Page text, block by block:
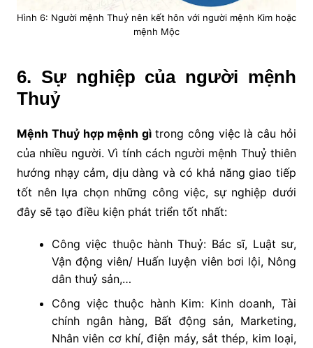
Hình 6: Người mệnh Thuỷ nên kết hôn với người mệnh Kim hoặc
mệnh Mộc
6. Sự nghiệp của người mệnh
Thuỷ
Mệnh Thuỷ hợp mệnh gì trong công việc là câu hỏi
của nhiều người. Vì tính cách người mệnh Thuỷ thiên
hướng nhạy cảm, dịu dàng và có khả năng giao tiếp
tốt nên lựa chọn những công việc, sự nghiệp dưới
đây sẽ tạo điều kiện phát triển tốt nhất:
Công việc thuộc hành Thuỷ: Bác sĩ, Luật sư,
Vận động viên/ Huấn luyện viên bơi lội, Nông
dân thuỷ sản,…
Công việc thuộc hành Kim: Kinh doanh, Tài
chính ngân hàng, Bất động sản, Marketing,
Nhân viên cơ khí, điện máy, sắt thép, kim loại,